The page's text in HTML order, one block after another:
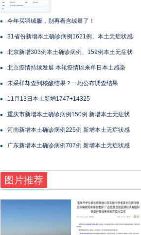
今年买羽绒服，别再看含绒量了！
31省份新增本土确诊病例1621例、本土无症状感
北京新增303例本土确诊病例、159例本土无症状
北京疫情持续发展 本轮疫情以来单日本土感染
未采样却查到核酸结果？一地公布调查结果
11月13日本土新增1747+14325
重庆市新增本土确诊病例150例 新增本土无症状
河南新增本土确诊病例225例 新增本土无症状感
广东新增本土确诊病例707例 新增本土无症状感
图片推荐